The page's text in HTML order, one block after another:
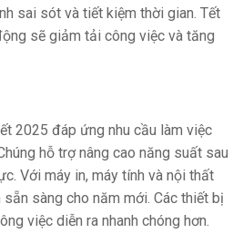
sai sót và tiết kiệm thời gian. Tết
sẽ giảm tải công việc và tăng
2025 đáp ứng nhu cầu làm việc
hỗ trợ nâng cao năng suất sau
Với máy in, máy tính và nội thất
sàng cho năm mới. Các thiết bị
việc diễn ra nhanh chóng hơn.